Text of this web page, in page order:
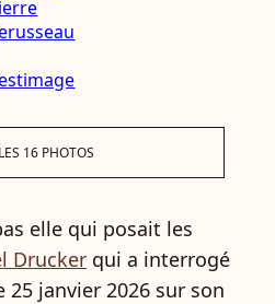
16 PHOTOS
elle qui posait les
Drucker qui a interrogé
25 janvier 2026 sur son